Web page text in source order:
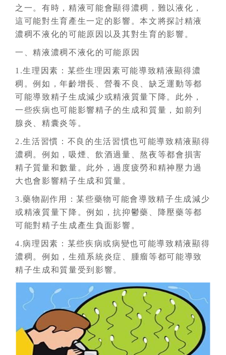
之一。有時，精液可能會顯得濃稠，難以液化，
這可能對生育產生一定的影響。本文將探討精液
濃稠不液化的可能原因以及其對生育的影響。
一、精液濃稠不液化的可能原因
1.生理因素：某些生理因素可能導致精液顯得濃
稠。例如，年齡增長、營養不良、缺乏運動等都
可能導致精子生成減少或精液質量下降。此外，
一些疾病也可能影響精子的生成和質量，如前列
腺炎、精囊炎等。
2.生活習慣：不良的生活習慣也可能導致精液顯得
濃稠。例如，吸煙、飲酒過量、熬夜等都會損害
精子質量和數量。此外，過度疲勞和精神壓力過
大也會影響精子生成和質量。
3.藥物副作用：某些藥物可能會導致精子生成減少
或精液質量下降。例如，抗抑鬱藥、降壓藥等都
可能對精子生成產生負面影響。
4.病理因素：某些疾病或病變也可能導致精液顯得
濃稠。例如，生殖系統炎症、腫瘤等都可能導致
精子生成和質量受到影響。